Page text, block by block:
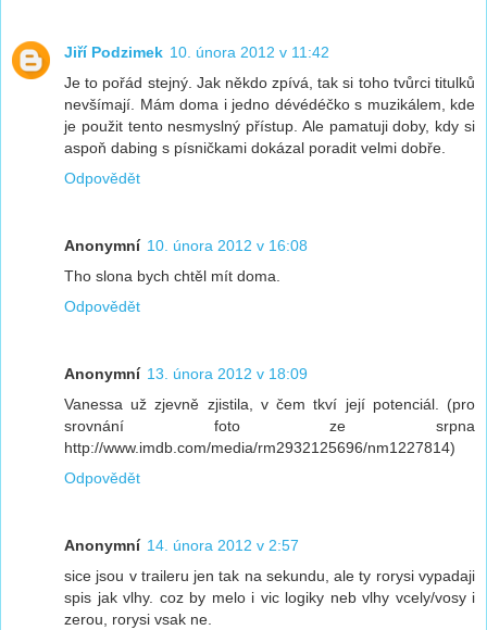
Jiří Podzimek 10. února 2012 v 11:42
Je to pořád stejný. Jak někdo zpívá, tak si toho tvůrci titulků
nevšímají. Mám doma i jedno dévédéčko s muzikálem, kde
je použit tento nesmyslný přístup. Ale pamatuji doby, kdy si
aspoň dabing s písničkami dokázal poradit velmi dobře.
Odpovědět
Anonymní 10. února 2012 v 16:08
Tho slona bych chtěl mít doma.
Odpovědět
Anonymní 13. února 2012 v 18:09
Vanessa už zjevně zjistila, v čem tkví její potenciál. (pro
srovnání foto ze srpna
http://www.imdb.com/media/rm2932125696/nm1227814)
Odpovědět
Anonymní 14. února 2012 v 2:57
sice jsou v traileru jen tak na sekundu, ale ty rorysi vypadaji
spis jak vlhy. coz by melo i vic logiky neb vlhy vcely/vosy i
zerou, rorysi vsak ne.